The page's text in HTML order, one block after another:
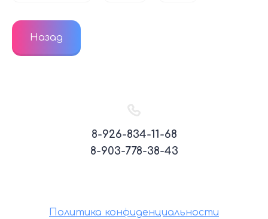
Назад
8-926-834-11-68
8-903-778-38-43
Политика конфиденциальности